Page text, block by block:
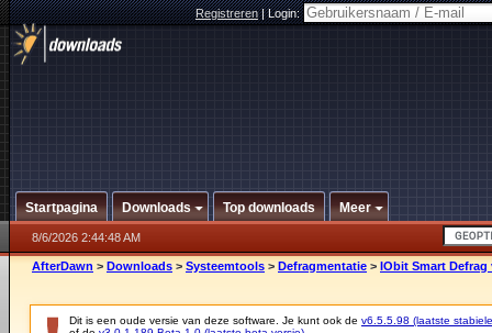
Registreren|Login:
Startpagina Downloads Top downloads Meer
8/6/2026 2:44:48 AM
AfterDawn > Downloads > Systeemtools > Defragmentatie > IObit Smart Defrag
Dit is een oude versie van deze software. Je kunt ook de v6.5.5.98 (laatste